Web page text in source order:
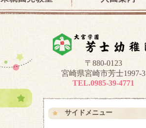
〒880-0123
宮崎県宮崎市芳士1997-3
TEL.0985-39-4771
サイドメニュー